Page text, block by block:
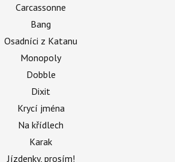
Carcassonne
Bang
Osadníci z Katanu
Monopoly
Dobble
Dixit
Krycí jména
Na křídlech
Karak
Jízdenky, prosím!